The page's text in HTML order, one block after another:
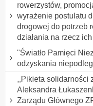
rowerzystów,
wyrażenie postulatu
drogowej do potrzeb
działania na rzecz
"Światło Pamięci
odzyskania
,,Pikieta solidarności
Aleksandra
Zarządu Głównego